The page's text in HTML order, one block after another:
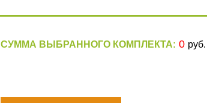
СУММА ВЫБРАННОГО КОМПЛЕКТА: 0 руб.